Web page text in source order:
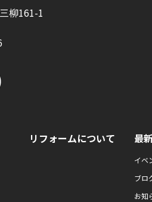
柳161-1
リフォームについて 最
イベ
ブロ
お知